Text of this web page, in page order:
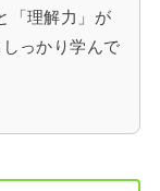
「理解力」が
っかり学んで